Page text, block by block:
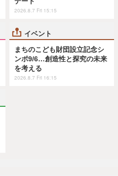
2026.8.7 Fri 15:15
イベント
まちのこども財団設立記念シ
ンポ9/6…創造性と探究の未来
を考える
2026.8.7 Fri 16:15